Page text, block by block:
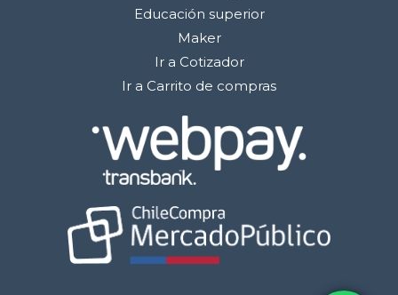
Educación superior
Maker
Ir a Cotizador
Ir a Carrito de compras